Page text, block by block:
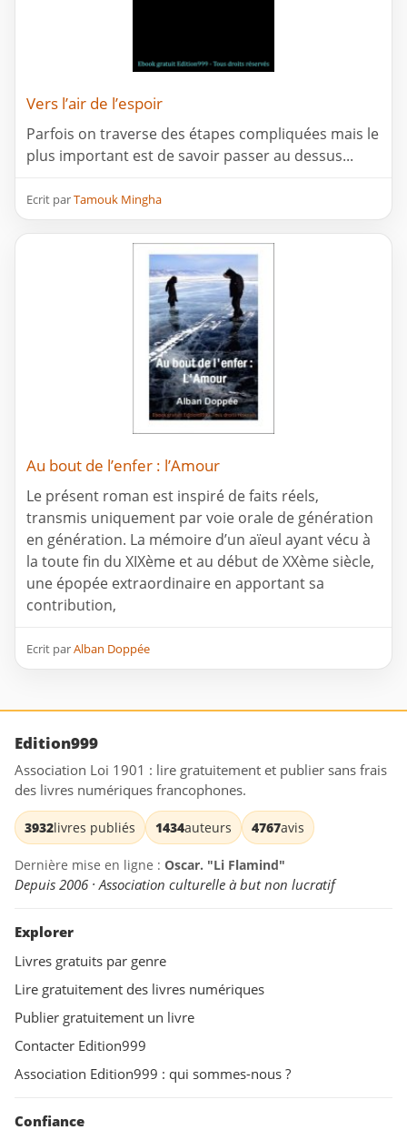
Vers l’air de l’espoir
Parfois on traverse des étapes compliquées mais le
plus important est de savoir passer au dessus...
Ecrit parTamouk Mingha
Au bout de l’enfer : l’Amour
Le présent roman est inspiré de faits réels,
transmis uniquement par voie orale de génération
en génération. La mémoire d’un aïeul ayant vécu à
la toute fin du XIXème et au début de XXème siècle,
une épopée extraordinaire en apportant sa
contribution,
Ecrit parAlban Doppée
Edition999
Association Loi 1901 : lire gratuitement et publier sans frais
des livres numériques francophones.
3932livres publiés 1434auteurs 4767avis
Dernière mise en ligne : Oscar. "Li Flamind"
Depuis 2006 · Association culturelle à but non lucratif
Explorer
Livres gratuits par genre
Lire gratuitement des livres numériques
Publier gratuitement un livre
Contacter Edition999
Association Edition999 : qui sommes-nous ?
Confiance